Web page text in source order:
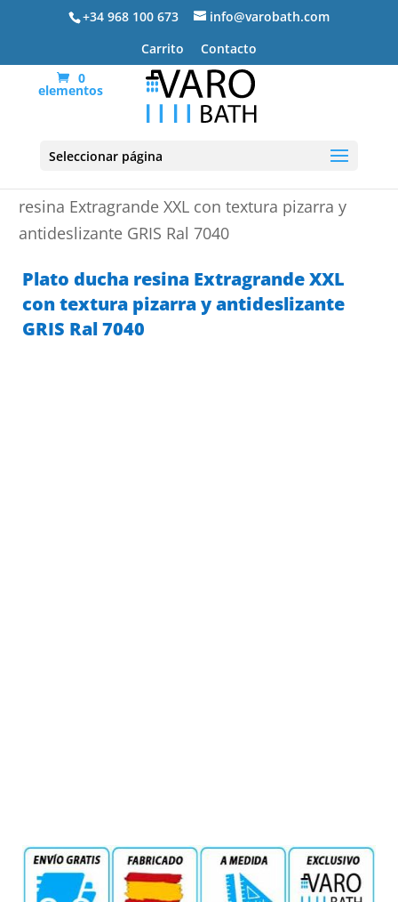
+34 968 100 673
info@varobath.com
Carrito
Contacto
0
elementos
Seleccionar página
resina Extragrande XXL con textura pizarra y
antideslizante GRIS Ral 7040
Plato ducha resina Extragrande XXL
con textura pizarra y antideslizante
GRIS Ral 7040